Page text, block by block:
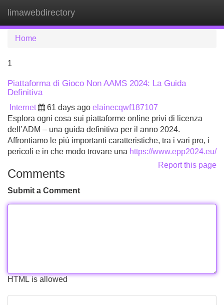
limawebdirectory
Home
1
Piattaforma di Gioco Non AAMS 2024: La Guida
Definitiva
Internet 61 days ago elainecqwf187107
Esplora ogni cosa sui piattaforme online privi di licenza
dell’ADM – una guida definitiva per il anno 2024.
Affrontiamo le più importanti caratteristiche, tra i vari pro, i
pericoli e in che modo trovare una https://www.epp2024.eu/
Report this page
Comments
Submit a Comment
HTML is allowed